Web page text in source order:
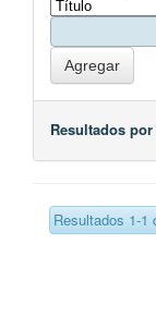
Resultados
Resultados 1-1